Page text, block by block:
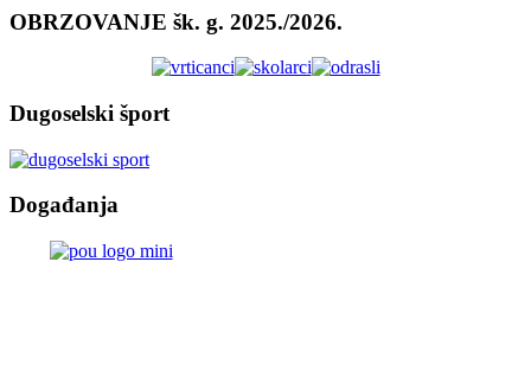
OBRZOVANJE šk. g. 2025./2026.
Dugoselski šport
Događanja